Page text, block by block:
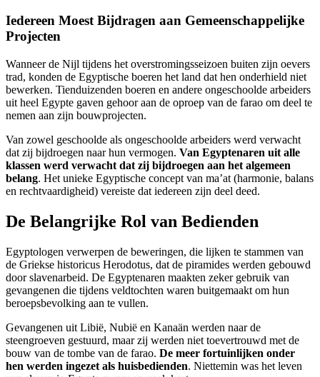
Iedereen Moest Bijdragen aan Gemeenschappelijke
Projecten
Wanneer de Nijl tijdens het overstromingsseizoen buiten zijn oevers
trad, konden de Egyptische boeren het land dat hen onderhield niet
bewerken. Tienduizenden boeren en andere ongeschoolde arbeiders
uit heel Egypte gaven gehoor aan de oproep van de farao om deel te
nemen aan zijn bouwprojecten.
Van zowel geschoolde als ongeschoolde arbeiders werd verwacht
dat zij bijdroegen naar hun vermogen. Van Egyptenaren uit alle
klassen werd verwacht dat zij bijdroegen aan het algemeen
belang. Het unieke Egyptische concept van ma’at (harmonie, balans
en rechtvaardigheid) vereiste dat iedereen zijn deel deed.
De Belangrijke Rol van Bedienden
Egyptologen verwerpen de beweringen, die lijken te stammen van
de Griekse historicus Herodotus, dat de piramides werden gebouwd
door slavenarbeid. De Egyptenaren maakten zeker gebruik van
gevangenen die tijdens veldtochten waren buitgemaakt om hun
beroepsbevolking aan te vullen.
Gevangenen uit Libië, Nubië en Kanaän werden naar de
steengroeven gestuurd, maar zij werden niet toevertrouwd met de
bouw van de tombe van de farao. De meer fortuinlijken onder
hen werden ingezet als huisbedienden. Niettemin was het leven